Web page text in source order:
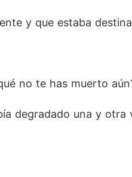
y que estaba
no te has muerto
degradado una y